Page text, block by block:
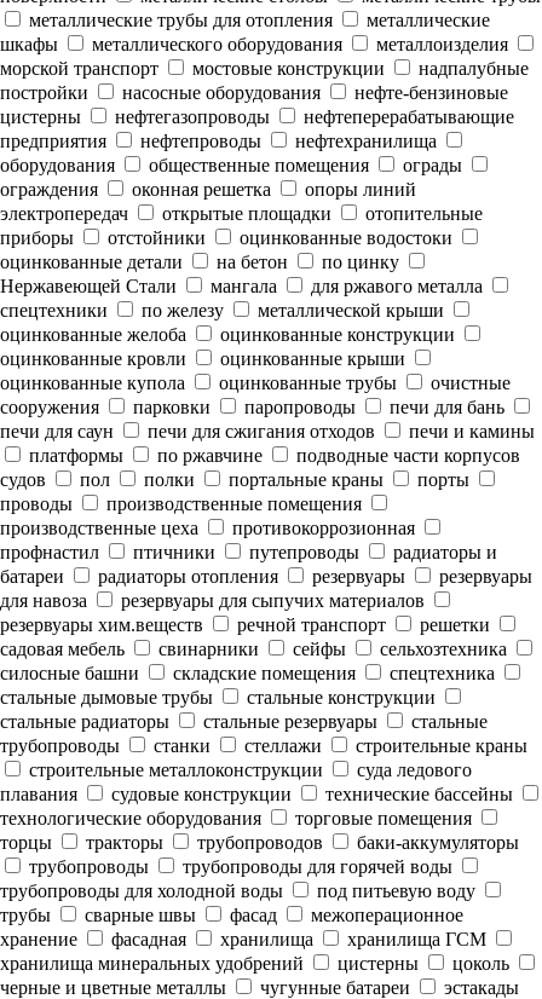
металлические трубы для отопления
металлические
шкафы
металлического оборудования
металлоизделия
морской транспорт
мостовые конструкции
надпалубные
постройки
насосные оборудования
нефте-бензиновые
цистерны
нефтегазопроводы
нефтеперерабатывающие
предприятия
нефтепроводы
нефтехранилища
оборудования
общественные помещения
ограды
ограждения
оконная решетка
опоры линий
электропередач
открытые площадки
отопительные
приборы
отстойники
оцинкованные водостоки
оцинкованные детали
на бетон
по цинку
Нержавеющей Стали
мангала
для ржавого металла
спецтехники
по железу
металлической крыши
оцинкованные желоба
оцинкованные конструкции
оцинкованные кровли
оцинкованные крыши
оцинкованные купола
оцинкованные трубы
очистные
сооружения
парковки паропроводы
печи для бань
печи для саун
печи для сжигания отходов
печи и камины
платформы
по ржавчине
подводные части корпусов
судов
пол полки портальные краны
порты
проводы
производственные помещения
производственные цеха
противокоррозионная
профнастил
птичники путепроводы
радиаторы и
батареи
радиаторы отопления резервуары
резервуары
для навоза
резервуары для сыпучих материалов
резервуары хим.веществ
речной транспорт
решетки
садовая мебель
свинарники сейфы
сельхозтехника
силосные башни
складские помещения
спецтехника
стальные дымовые трубы
стальные конструкции
стальные радиаторы
стальные резервуары
стальные
трубопроводы
станки стеллажи
строительные краны
строительные металлоконструкции
суда ледового
плавания
судовые конструкции
технические бассейны
технологические оборудования
торговые помещения
торцы
тракторы трубопроводов
баки-аккумуляторы
трубопроводы
трубопроводы для горячей воды
трубопроводы для холодной воды
под питьевую воду
трубы
сварные швы фасад
межоперационное
хранение
фасадная хранилища
хранилища ГСМ
хранилища минеральных удобрений
цистерны
цоколь
черные и цветные металлы
чугунные батареи
эстакады